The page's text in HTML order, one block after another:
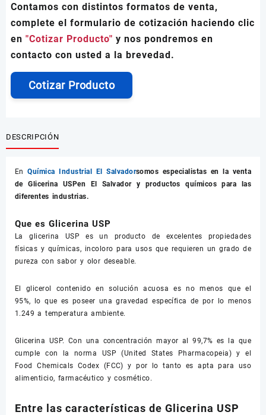
Contamos con distintos formatos de venta,
complete el formulario de cotización haciendo clic
en "Cotizar Producto" y nos pondremos en
contacto con usted a la brevedad.
Cotizar Producto
DESCRIPCIÓN
EnQuímica Industrial El Salvadorsomos especialistas en la venta
deGlicerina USPen El Salvador y productos químicos para las
diferentes industrias.
Que es Glicerina USP
La glicerina USP es un producto de excelentes propiedades
físicas y químicas, incoloro para usos que requieren un grado de
pureza con sabor y olor deseable.
El glicerol contenido en solución acuosa es no menos que el
95%, lo que es poseer una gravedad específica de por lo menos
1.249 a temperatura ambiente.
Glicerina USP. Con una concentración mayor al 99,7% es la que
cumple con la norma USP (United States Pharmacopeia) y el
Food Chemicals Codex (FCC) y por lo tanto es apta para uso
alimenticio, farmacéutico y cosmético.
Entre las características de Glicerina USP